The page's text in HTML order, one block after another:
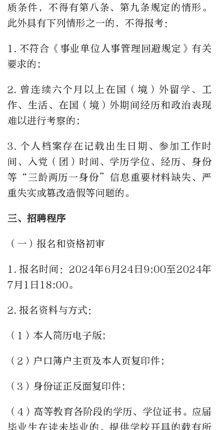
质条件，不得有第八条、第九条规定的情形。
此外具有下列情形之一的，不得报考：
1.不符合《事业单位人事管理回避规定》有关
要求的；
2.曾连续六个月以上在国（境）外留学、工
作、生活、在国（境）外期间经历和政治表现
难以进行考察的；
3.个人档案存在记载出生日期、参加工作时
间、入党（团）时间、学历学位、经历、身份
等“三龄两历一身份”信息重要材料缺失、严
重失实或篡改造假等问题的。
三、招聘程序
（一）报名和资格初审
1.报名时间：2024年6月24日9:00至2024年
7月1日18:00。
2.报名资料与方式：
（1）本人简历电子版；
（2）户口簿户主页及本人页复印件；
（3）身份证正反面复印件；
（4）高等教育各阶段的学历、学位证书。应届
毕业生在读未毕业的，提供学校开具的载有所